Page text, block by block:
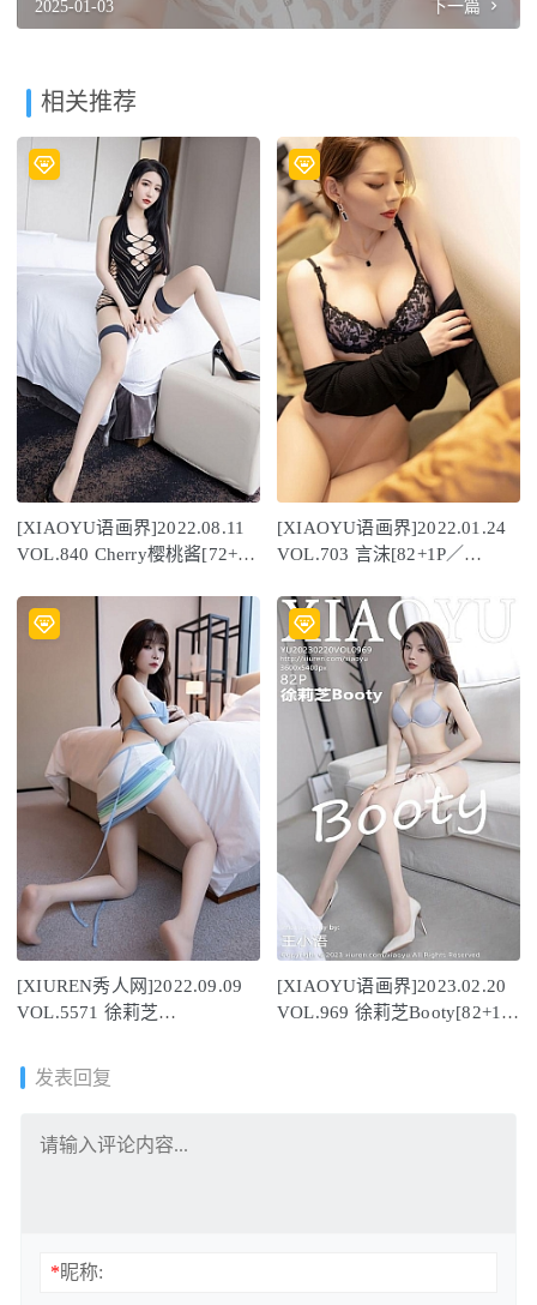
2025-01-03 下一篇
相关推荐
[XIAOYU语画界]2022.08.11
VOL.840 Cherry樱桃酱[72+1P
[XIAOYU语画界]2022.01.24
VOL.703 言沫[82+1P／
[XIUREN秀人网]2022.09.09
VOL.5571 徐莉芝
[XIAOYU语画界]2023.02.20
VOL.969 徐莉芝Booty[82+1P
发表回复
*昵称: